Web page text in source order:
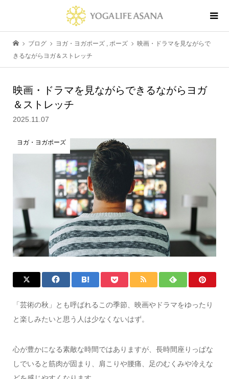
ブログ ヨガ・ヨガポーズ , ポーズ
映画・ドラマを見ながらで
きるながらヨガ＆ストレッチ
映画・ドラマを見ながらできるながらヨガ
＆ストレッチ
2025.11.07
ヨガ・ヨガポーズ
「芸術の秋」とも呼ばれるこの季節、映画やドラマをゆったり
と楽しみたいと思う人は少なくないはず。
心が豊かになる素敵な時間ではありますが、長時間座りっぱな
しでいると筋肉が固まり、肩こりや腰痛、足のむくみや冷えな